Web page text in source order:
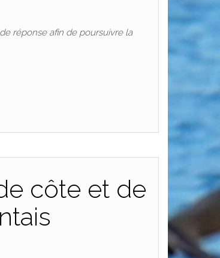
réponse afin de poursuivre la
côte et de